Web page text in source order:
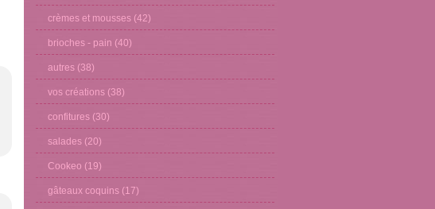
crèmes et mousses (42)
brioches - pain (40)
autres (38)
vos créations (38)
confitures (30)
salades (20)
Cookeo (19)
gâteaux coquins (17)